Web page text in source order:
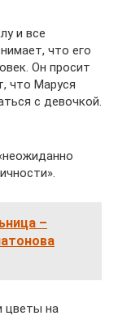
и все
что его
Он просит
что Маруся
с девочкой.
–
цветы на